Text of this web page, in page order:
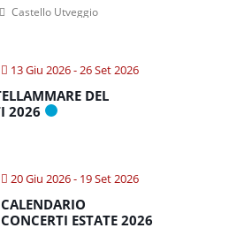
Castello Utveggio
13 Giu 2026- 26 Set 2026
DEL
2026
20 Giu 2026- 19 Set 2026
CALENDARIO
CONCERTI ESTATE 2026